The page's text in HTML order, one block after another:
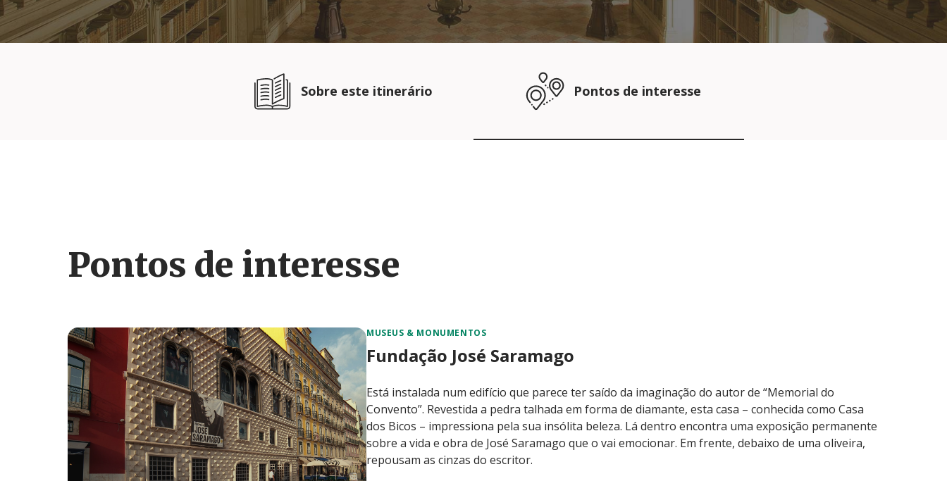
Sobre este itinerário Pontos de interesse
Pontos de interesse
MUSEUS & MONUMENTOS
Fundação José Saramago
Está instalada num edifício que parece ter saído da imaginação do autor de “Memorial do
Convento”. Revestida a pedra talhada em forma de diamante, esta casa – conhecida como Casa
dos Bicos – impressiona pela sua insólita beleza. Lá dentro encontra uma exposição permanente
sobre a vida e obra de José Saramago que o vai emocionar. Em frente, debaixo de uma oliveira,
repousam as cinzas do escritor.